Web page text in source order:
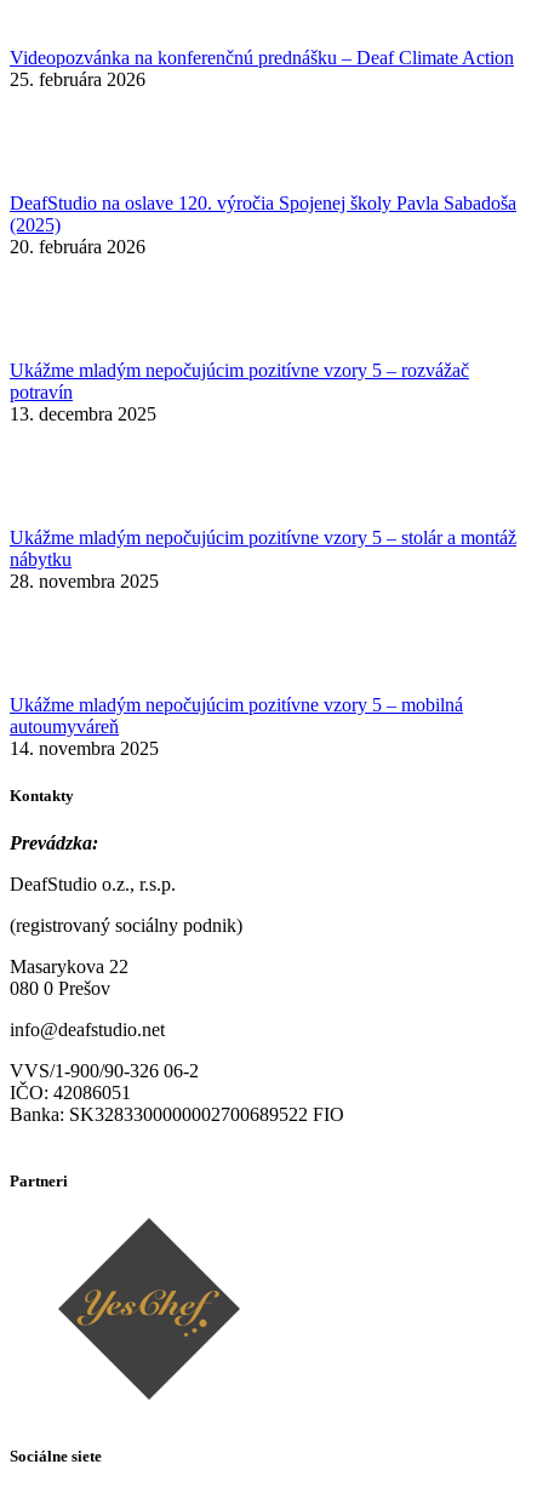
Videopozvánka na konferenčnú prednášku – Deaf Climate Action
25. februára 2026
DeafStudio na oslave 120. výročia Spojenej školy Pavla Sabadoša
(2025)
20. februára 2026
Ukážme mladým nepočujúcim pozitívne vzory 5 – rozvážač
potravín
13. decembra 2025
Ukážme mladým nepočujúcim pozitívne vzory 5 – stolár a montáž
nábytku
28. novembra 2025
Ukážme mladým nepočujúcim pozitívne vzory 5 – mobilná
autoumyváreň
14. novembra 2025
Kontakty
Prevádzka:
DeafStudio o.z., r.s.p.
(registrovaný sociálny podnik)
Masarykova 22
080 0 Prešov
info@deafstudio.net
VVS/1-900/90-326 06-2
IČO: 42086051
Banka: SK3283300000002700689522 FIO
Partneri
Sociálne siete